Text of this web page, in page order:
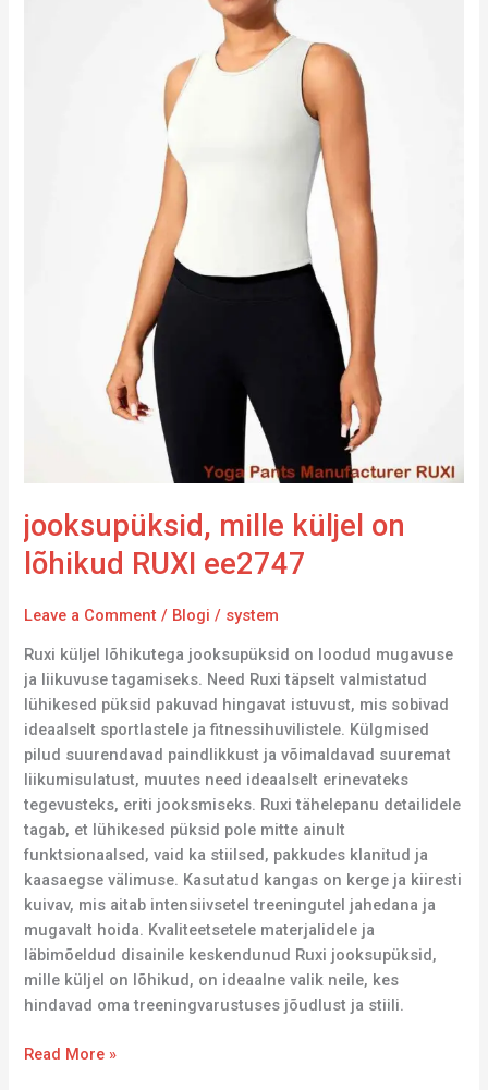
jooksupüksid, mille küljel on
lõhikud RUXI ee2747
Leave a Comment / Blogi / system
Ruxi küljel lõhikutega jooksupüksid on loodud mugavuse
ja liikuvuse tagamiseks. Need Ruxi täpselt valmistatud
lühikesed püksid pakuvad hingavat istuvust, mis sobivad
ideaalselt sportlastele ja fitnessihuvilistele. Külgmised
pilud suurendavad paindlikkust ja võimaldavad suuremat
liikumisulatust, muutes need ideaalselt erinevateks
tegevusteks, eriti jooksmiseks. Ruxi tähelepanu detailidele
tagab, et lühikesed püksid pole mitte ainult
funktsionaalsed, vaid ka stiilsed, pakkudes klanitud ja
kaasaegse välimuse. Kasutatud kangas on kerge ja kiiresti
kuivav, mis aitab intensiivsetel treeningutel jahedana ja
mugavalt hoida. Kvaliteetsetele materjalidele ja
läbimõeldud disainile keskendunud Ruxi jooksupüksid,
mille küljel on lõhikud, on ideaalne valik neile, kes
hindavad oma treeningvarustuses jõudlust ja stiili.
Read More »